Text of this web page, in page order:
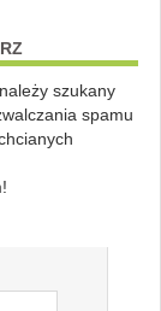
szukany
spamu